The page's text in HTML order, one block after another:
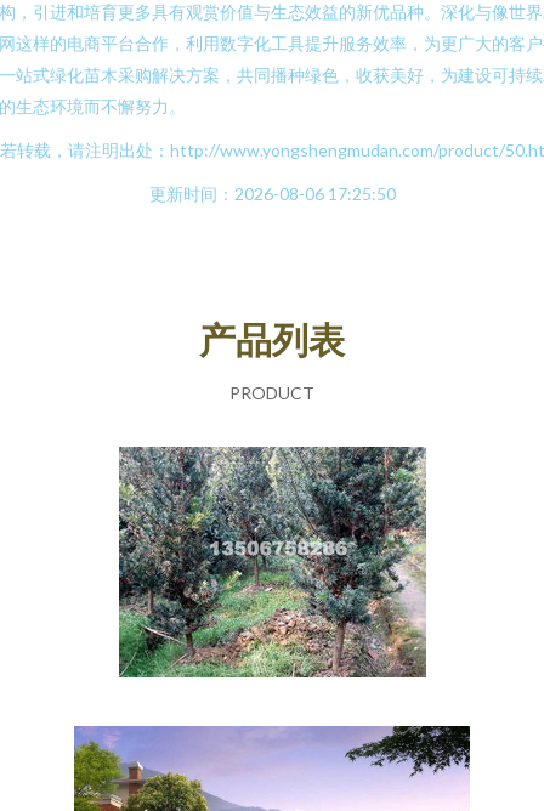
，引进和培育更多具有观赏价值与生态效益的新优品种。深化与像世
这样的电商平台合作，利用数字化工具提升服务效率，为更广大的客
站式绿化苗木采购解决方案，共同播种绿色，收获美好，为建设可持
生态环境而不懈努力。
转载，请注明出处：http://www.yongshengmudan.com/product/
更新时间：2026-08-06 17:25:50
产品列表
PRODUCT